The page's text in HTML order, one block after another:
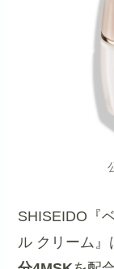
SHISEIDO『
ル クリーム